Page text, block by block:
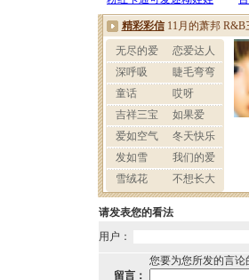
请发表您的看法
用户：
您要为您所发的言
留言：